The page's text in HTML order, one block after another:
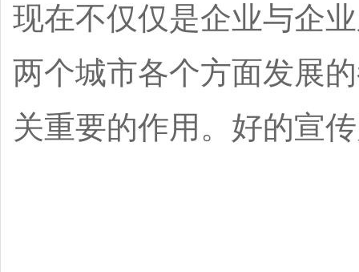
现在不仅仅是企业与企
两个城市各个方面发展
关重要的作用。好的宣